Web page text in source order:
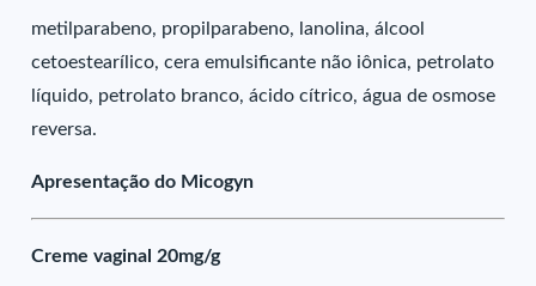
metilparabeno, propilparabeno, lanolina, álcool
cetoestearílico, cera emulsificante não iônica, petrolato
líquido, petrolato branco, ácido cítrico, água de osmose
reversa.
Apresentação do Micogyn
Creme vaginal 20mg/g